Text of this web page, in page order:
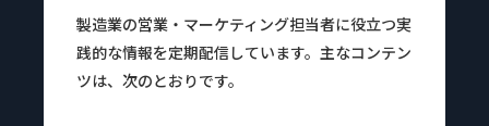
製造業の営業・マーケティング担当者に役立つ実
践的な情報を定期配信しています。主なコンテン
ツは、次のとおりです。